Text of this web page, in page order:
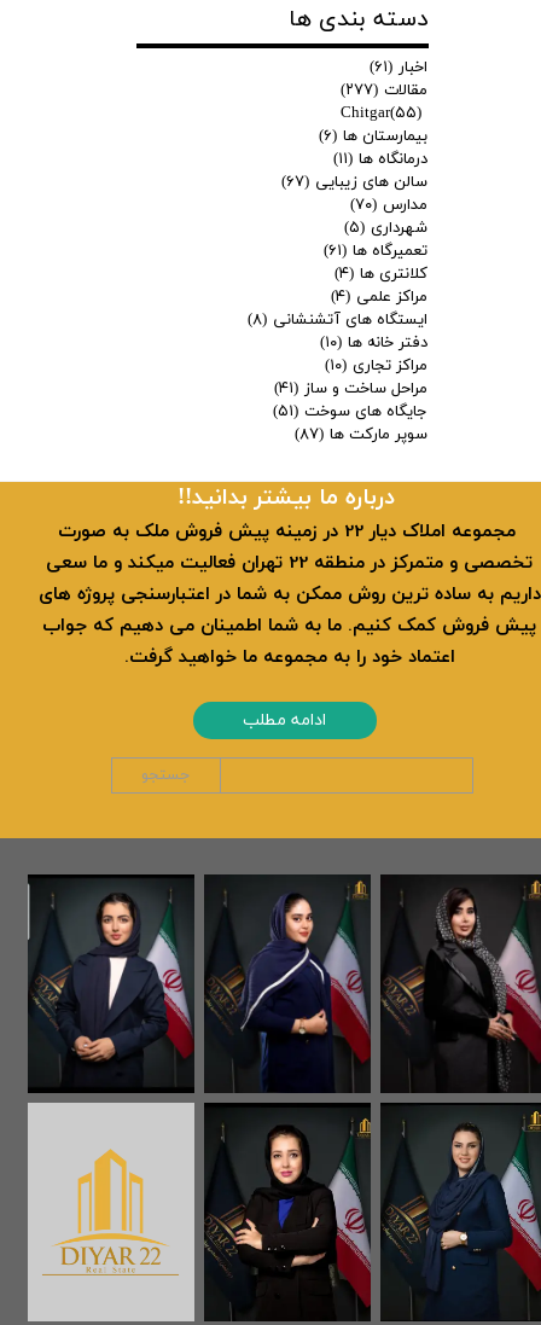
دسته بندی ها
اخبار (۶۱)
مقالات (۲۷۷)
Chitgar(۵۵)
بیمارستان ها (۶)
درمانگاه ها (۱۱)
سالن های زیبایی (۶۷)
مدارس (۷۰)
شهرداری (۵)
تعمیرگاه ها (۶۱)
کلانتری ها (۴)
مراکز علمی (۴)
ایستگاه های آتشنشانی (۸)
دفتر خانه ها (۱۰)
مراکز تجاری (۱۰)
مراحل ساخت و ساز (۴۱)
جایگاه های سوخت (۵۱)
سوپر مارکت ها (۸۷)
​​درباره ما بیشتر بدانید!!
​ مجموعه املاک دیار 22 در زمینه پیش فروش ملک به صورت
تخصصی و متمرکز در منطقه 22 تهران فعالیت میکند و ما سعی
داریم به ساده ترین روش ممکن به شما در اعتبارسنجی پروژه های
پیش فروش کمک کنیم. ما به شما اطمینان می دهیم که جواب
اعتماد خود را به مجموعه ما خواهید گرفت.
ادامه مطلب
جستجو